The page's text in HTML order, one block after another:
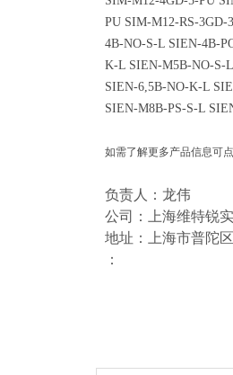
PU SIM-M12-RS-
4B-NO-S-L SIEN-4B-
K-L SIEN-M5B-NO-S-
SIEN-6,5B-NO-K-L
SIEN-M8B-PS-S-L
如需了解更多产品信息可
负责人：龙伟
公司：上海维特锐
地址：上海市普陀
：